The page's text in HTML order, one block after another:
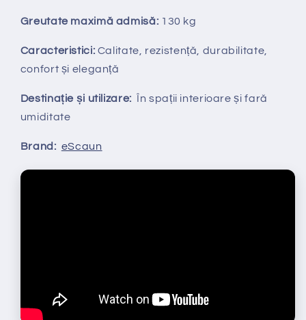
Greutate maximă admisă: 130 kg
Caracteristici: Calitate, rezistență, durabilitate,
confort și eleganță
Destinație și utilizare: În spații interioare și fară
umiditate
Brand: eScaun